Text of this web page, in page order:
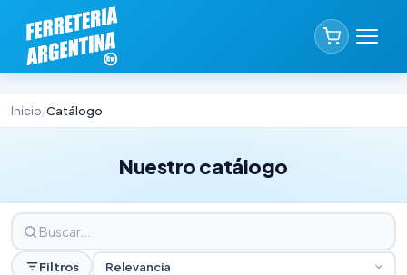
Inicio/Catálogo
Nuestro catálogo
Filtros Relevancia